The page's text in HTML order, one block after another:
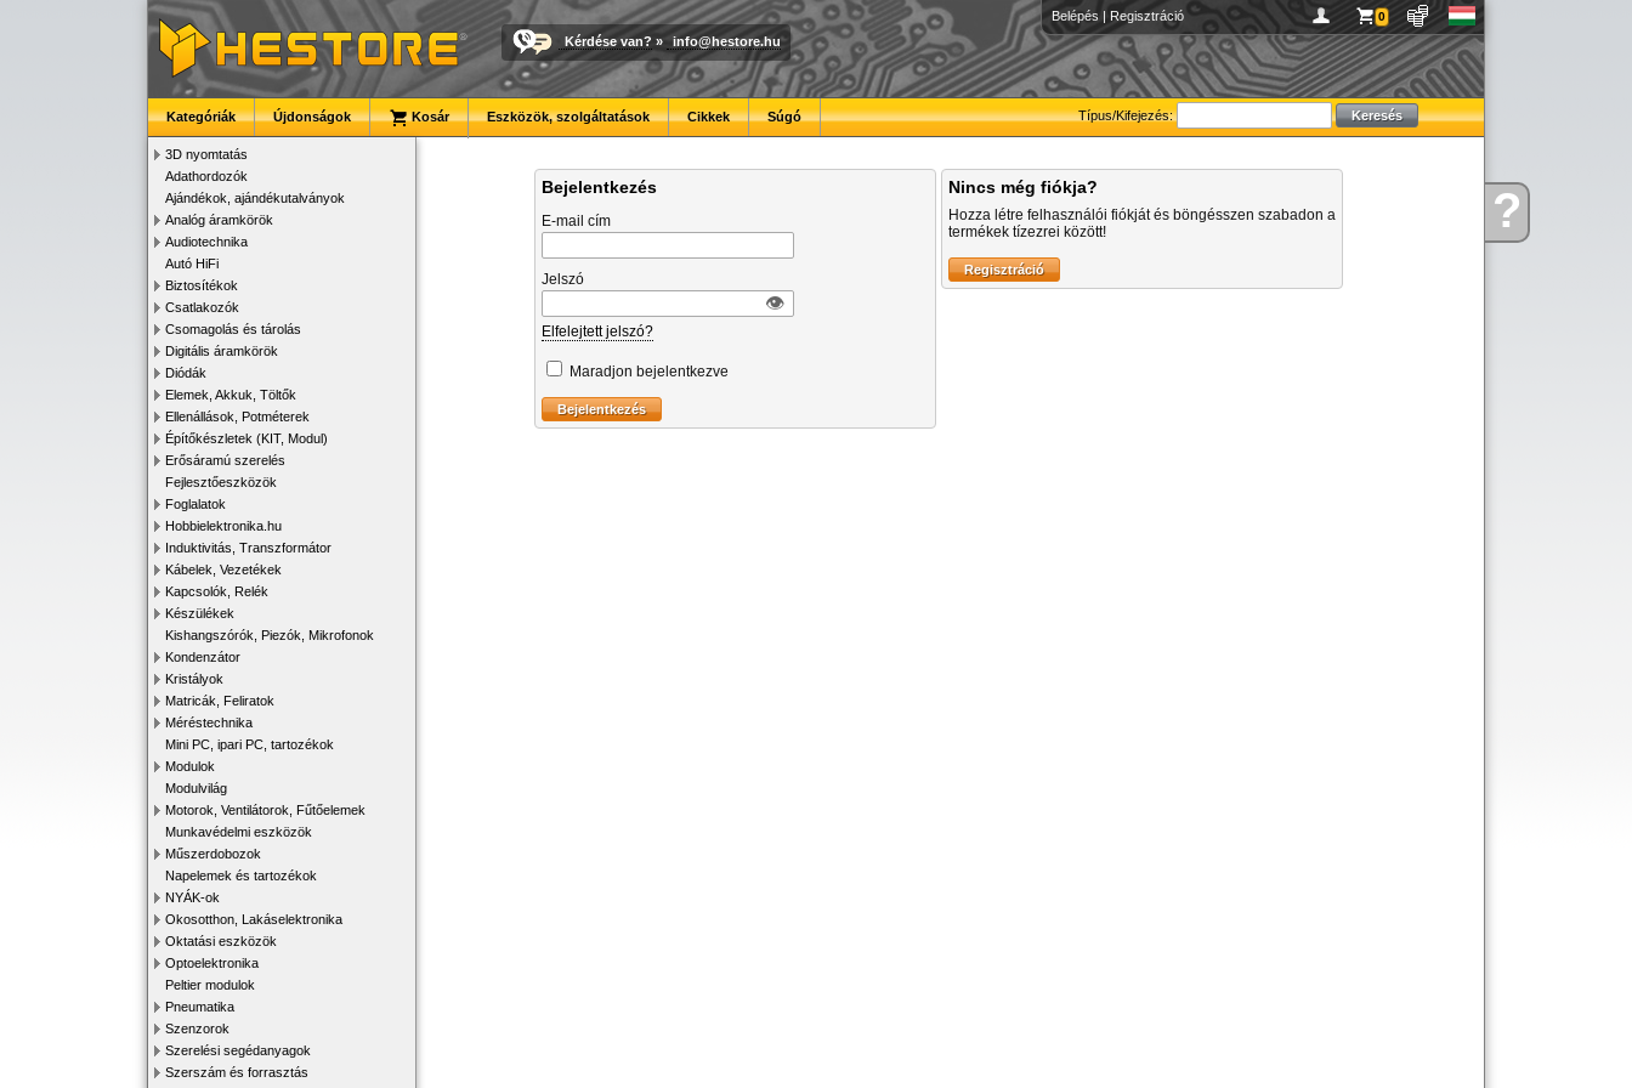
Kérdése?
Belépés | Regisztráció 0
Kérdése van? » info@hestore.hu
Típus/Kifejezés:
Kategóriák Újdonságok Kosár Eszközök, szolgáltatások Cikkek Súgó
3D nyomtatás
Adathordozók
Ajándékok, ajándékutalványok
Analóg áramkörök
Audiotechnika
Autó HiFi
Biztosítékok
Csatlakozók
Csomagolás és tárolás
Digitális áramkörök
Diódák
Elemek, Akkuk, Töltők
Ellenállások, Potméterek
Építőkészletek (KIT, Modul)
Erősáramú szerelés
Fejlesztőeszközök
Foglalatok
Hobbielektronika.hu
Induktivitás, Transzformátor
Kábelek, Vezetékek
Kapcsolók, Relék
Készülékek
Kishangszórók, Piezók, Mikrofonok
Kondenzátor
Kristályok
Matricák, Feliratok
Méréstechnika
Mini PC, ipari PC, tartozékok
Modulok
Modulvilág
Motorok, Ventilátorok, Fűtőelemek
Munkavédelmi eszközök
Műszerdobozok
Napelemek és tartozékok
NYÁK-ok
Okosotthon, Lakáselektronika
Oktatási eszközök
Optoelektronika
Peltier modulok
Pneumatika
Szenzorok
Szerelési segédanyagok
Szerszám és forrasztás
Bejelentkezés
E-mail cím
Jelszó
👁︎
Elfelejtett jelszó?
Maradjon bejelentkezve
Nincs még fiókja?
Hozza létre felhasználói fiókját és böngésszen szabadon a
termékek tízezrei között!